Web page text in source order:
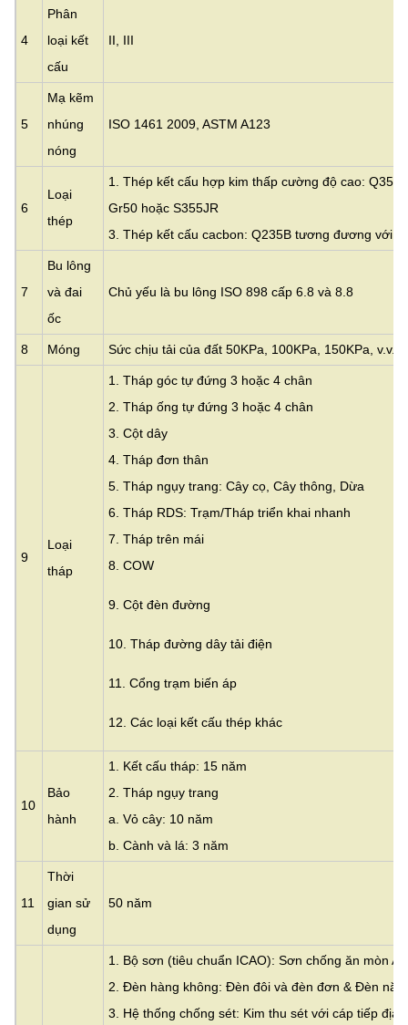
4
Phân
loại kết
cấu
II, III
5
Mạ kẽm
nhúng
nóng
ISO 1461 2009, ASTM A123
6
Loại
thép
1. Thép kết cấu hợp kim thấp cường độ cao:
Gr50 hoặc S355JR
3. Thép kết cấu cacbon: Q235B tương đương với
7
Bu lông
và đai
ốc
Chủ yếu là bu lông ISO 898 cấp 6.8 và 8.8
8 Móng Sức chịu tải của đất 50KPa, 100KPa, 150KPa, v.v.
9
Loại
tháp
1. Tháp góc tự đứng 3 hoặc 4 chân
2. Tháp ống tự đứng 3 hoặc 4 chân
3. Cột dây
4. Tháp đơn thân
5. Tháp ngụy trang: Cây cọ, Cây thông, Dừa
6. Tháp RDS: Trạm/Tháp triển khai nhanh
7. Tháp trên mái
8. COW
9. Cột đèn đường
10. Tháp đường dây tải điện
11. Cổng trạm biến áp
12. Các loại kết cấu thép khác
10
Bảo
hành
1. Kết cấu tháp: 15 năm
2. Tháp ngụy trang
a. Vỏ cây: 10 năm
b. Cành và lá: 3 năm
11
Thời
gian sử
dụng
50 năm
1. Bộ sơn (tiêu chuẩn ICAO): Sơn chống ăn mòn
2. Đèn hàng không: Đèn đôi và đèn đơn & Đèn
3. Hệ thống chống sét: Kim thu sét với cáp tiếp địa